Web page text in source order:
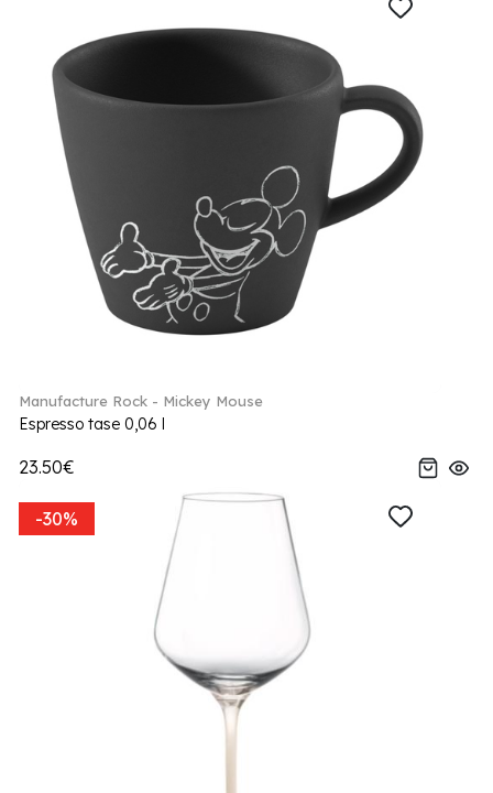
Manufacture Rock - Mickey Mouse
Espresso tase 0,06 l
23.50€
-30%